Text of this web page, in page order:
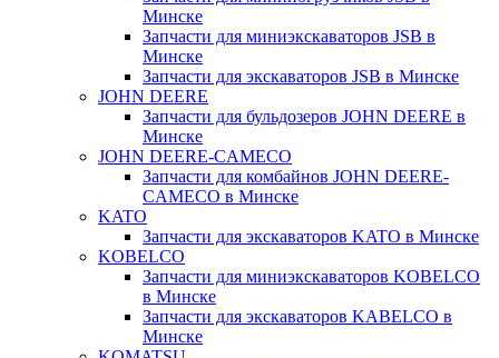
Минске
Запчасти для миниэкскаваторов JSB в
Минске
Запчасти для экскаваторов JSB в Минске
JOHN DEERE
Запчасти для бульдозеров JOHN DEERE в
Минске
JOHN DEERE-CAMECO
Запчасти для комбайнов JOHN DEERE-
CAMECO в Минске
KATO
Запчасти для экскаваторов KATO в Минске
KOBELCO
Запчасти для миниэкскаваторов KOBELCO
в Минске
Запчасти для экскаваторов KABELCO в
Минске